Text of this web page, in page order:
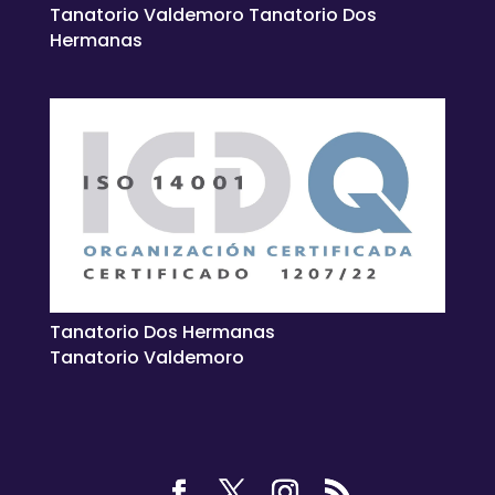
Tanatorio Valdemoro Tanatorio Dos
Hermanas
Tanatorio Dos Hermanas
Tanatorio Valdemoro